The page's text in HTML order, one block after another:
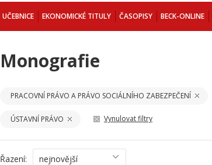
UČEBNICE EKONOMICKÉ TITULY ČASOPISY BECK-ONLINE
Monografie
PRACOVNÍ PRÁVO A PRÁVO SOCIÁLNÍHO ZABEZPEČENÍ
ÚSTAVNÍ PRÁVO Vynulovat filtry
Řazení: nejnovější